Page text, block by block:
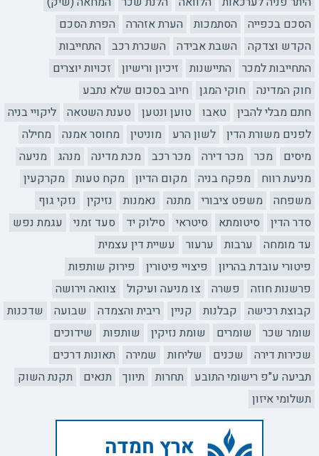
הסכם בכפייה
הסתמכות הערת אזהרה
הפרת הסכם
הקדש וצדקה
השבת אבידה השכרת רכב
התחייבות
התחייבות למכר
התיישנות זיכיון ורישיון
זכויות יוצרים
חוק המדינה
חוקי המגן
חיוב בסכום שלא נתבע
חתם מבלי להבין
טאבו טוען ונטען טענת השטאה
ליקויי בניה
לפנים משורת הדין
לשון הרע מוניטין מחוסר אמנה
מחילה
מיסים
מכר מכר דירה מכר רכב מכת מדינה מנהג
מניעה
מניעת רווח
מפקח בניה מקום הדיון מקח טעות
מקרקעין
משפחה
משפט ציבורי מתנה נאמנות נזיקין
נזקי גוף
סדר הדין
סיטומתא סיטראי סילוק יד סעד זמני
עגמת נפש
עד מומחה
ערבות ערעור
עשיית דין עצמית
פיטורי עובדת בהריון
פיצויי פיטורין
פירוק שותפות
פרשנות חוזה
פשרה צו מניעה ועיקול
צוואה וירושה
קבוצת רכישה
קבלנות קניין ריבית והצמדה שבועה
שדכנות
שומר שכר
שומרים שומת נזיקין שותפות
שידוכים
שכירות דירה
שכנים שליחות שמירה
תאונות דרכים
תביעה ע"פ רישומי התובע
תחרות תיווך תנאים
תקנת השוק
תשלומי איזון